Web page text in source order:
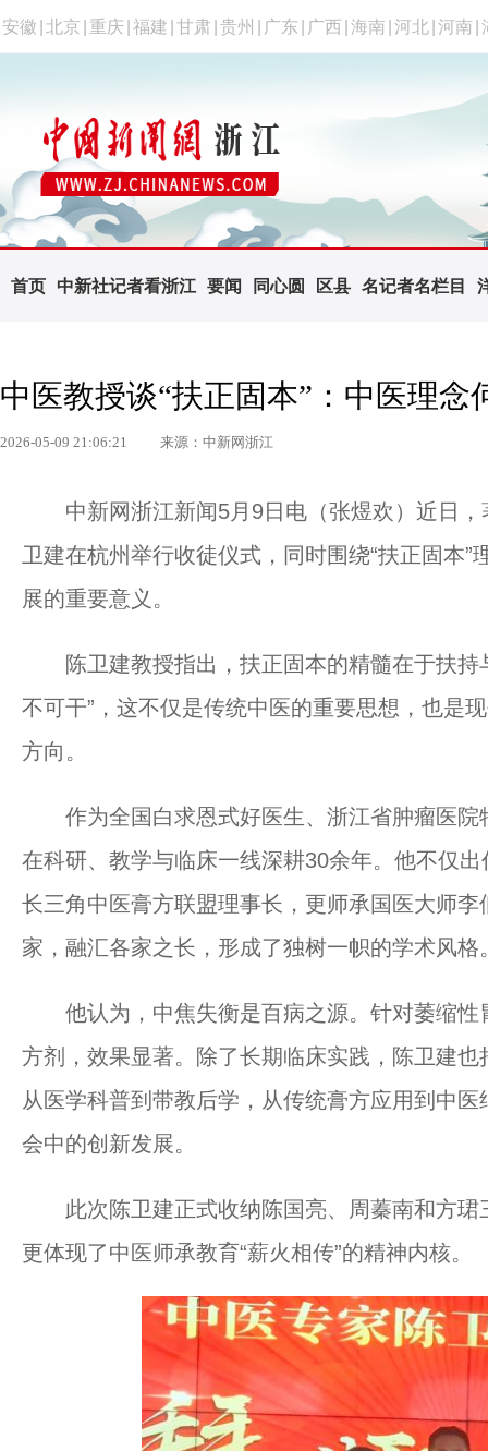
安徽 北京 重庆 福建 甘肃 贵州 广东 广西 海南 河北 河南
首页 中新社记者看浙江 要闻 同心圆 区县 名记者名栏目
中医教授谈“扶正固本”：中医理念
2026-05-09 21:06:21 来源：中新网浙江
中新网浙江新闻5月9日电（张煜欢）近日，
卫建在杭州举行收徒仪式，同时围绕“扶正固本”
展的重要意义。
陈卫建教授指出，扶正固本的精髓在于扶持
不可干”，这不仅是传统中医的重要思想，也是
方向。
作为全国白求恩式好医生、浙江省肿瘤医院
在科研、教学与临床一线深耕30余年。他不仅
长三角中医膏方联盟理事长，更师承国医大师
家，融汇各家之长，形成了独树一帜的学术风格
他认为，中焦失衡是百病之源。针对萎缩性
方剂，效果显著。除了长期临床实践，陈卫建
从医学科普到带教后学，从传统膏方应用到中
会中的创新发展。
此次陈卫建正式收纳陈国亮、周蓁南和方珺
更体现了中医师承教育“薪火相传”的精神内核。